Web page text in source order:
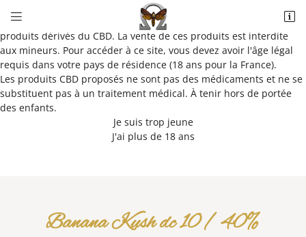
Ce site propose des cigarettes électroniques, e-liquides et
produits dérivés du CBD. La vente de ces produits est interdite
aux mineurs. Pour accéder à ce site, vous devez avoir l'âge légal
requis dans votre pays de résidence (18 ans pour la France).
Les produits CBD proposés ne sont pas des médicaments et ne se
substituent pas à un traitement médical. À tenir hors de portée
des enfants.
Je suis trop jeune
J'ai plus de 18 ans
 
5022 Allée du Parc de Bel Air
41100 Saint-Ouen
02 34 44 58 93
Adresse email de réception
Banana Kush dc 10 / 40%